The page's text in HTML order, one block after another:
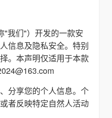
"我们"）开发的一款安
信息及隐私安全。特别
。本声明仅适用于本款
分享您的个人信息。个
者反映特定自然人活动